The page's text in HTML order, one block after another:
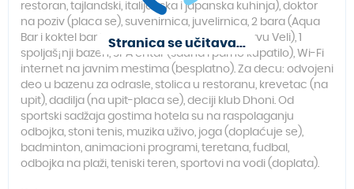
restoran, tajlandski, italijanska i japanska kuhinja), doktor
na poziv (placa se), suvenirnica, juvelirnica, 2 bara (Aqua
Bar i koktel bar i Dhoni bar na susednom ostrvu Veli), 1
spoljaš¡nji bazen, SPA cntar (sauna i parno kupatilo), Wi-Fi
internet na javnim mestima (besplatno). Za decu: odvojeni
deo u bazenu za odrasle, stolica u restoranu, krevetac (na
upit), dadilja (na upit-placa se), deciji klub Dhoni. Od
sportski sadžaja gostima hotela su na raspolaganju
odbojka, stoni tenis, muzika uživo, joga (doplaćuje se),
badminton, animacioni programi, teretana, fudbal,
odbojka na plaži, teniski teren, sportovi na vodi (doplata).
Stranica se učitava...